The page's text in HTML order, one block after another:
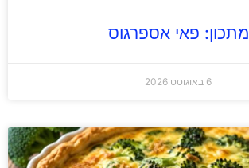
מתכון: פאי אספרגוס
6 באוגוסט 2026